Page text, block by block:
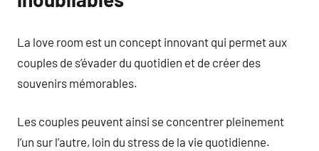
La love room est un concept innovant qui permet aux
couples de s’évader du quotidien et de créer des
souvenirs mémorables.
Les couples peuvent ainsi se concentrer pleinement
l’un sur l’autre, loin du stress de la vie quotidienne.